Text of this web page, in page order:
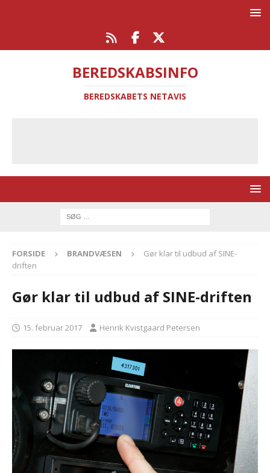
BEREDSKABSINFO
BEREDSKABETS NETAVIS
FORSIDE BRANDVÆSEN
Gør klar til udbud af SINE-
driften
Gør klar til udbud af SINE-driften
15. februar 2017 Henrik Kvistgaard Petersen